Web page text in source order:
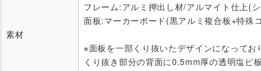
素材
フレーム:アルミ押出し材/アルマイト仕上(
面板:マーカーボード(黒アルミ複合板+特殊
※面板を一部くり抜いたデザインになってお
くり抜き部分の背面に0.5mm厚の透明塩ビ